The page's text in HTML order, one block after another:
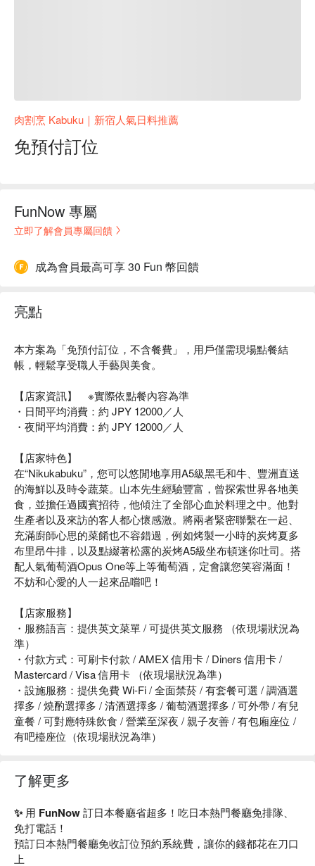
肉割烹 Kabuku｜新宿人氣日料推薦
免預付訂位
FunNow 專屬
立即了解會員專屬回饋
成為會員最高可享 30 Fun 幣回饋
亮點
本方案為「免預付訂位，不含餐費」，用戶僅需現場點餐結
帳，輕鬆享受職人手藝與美食。
【店家資訊】 ※實際依點餐內容為準
・日間平均消費：約 JPY 12000／人
・夜間平均消費：約 JPY 12000／人
【店家特色】
在“Nikukabuku”，您可以悠閒地享用A5級黑毛和牛、豐洲直送
的海鮮以及時令蔬菜。山本先生經驗豐富，曾探索世界各地美
食，並擔任過國賓招待，他傾注了全部心血於料理之中。他對
生產者以及來訪的客人都心懷感激。將兩者緊密聯繫在一起、
充滿廚師心思的菜餚也不容錯過，例如烤製一小時的炭烤夏多
布里昂牛排，以及點綴著松露的炭烤A5級坐布頓迷你吐司。搭
配人氣葡萄酒Opus One等上等葡萄酒，定會讓您笑容滿面！
不妨和心愛的人一起來品嚐吧！
【店家服務】
・服務語言：提供英文菜單 / 可提供英文服務 （依現場狀況為
準）
・付款方式：可刷卡付款 / AMEX 信用卡 / Diners 信用卡 /
Mastercard / Visa 信用卡 （依現場狀況為準）
・設施服務：提供免費 Wi-Fi / 全面禁菸 / 有套餐可選 / 調酒選
擇多 / 燒酌選擇多 / 清酒選擇多 / 葡萄酒選擇多 / 可外帶 / 有兒
童餐 / 可對應特殊飲食 / 營業至深夜 / 親子友善 / 有包廂座位 /
有吧檯座位（依現場狀況為準）
了解更多
✨ 用 FunNow 訂日本餐廳省超多！吃日本熱門餐廳免排隊、
免打電話！
預訂日本熱門餐廳免收訂位預約系統費，讓你的錢都花在刀口
上